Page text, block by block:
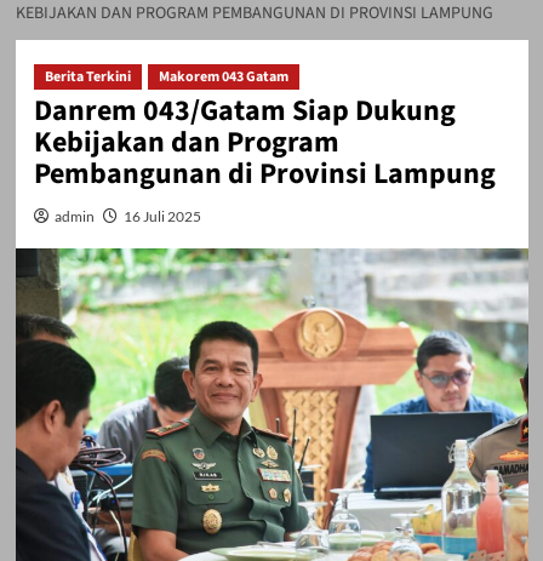
KEBIJAKAN DAN PROGRAM PEMBANGUNAN DI PROVINSI LAMPUNG
Berita Terkini Makorem 043 Gatam
Danrem 043/Gatam Siap Dukung
Kebijakan dan Program
Pembangunan di Provinsi Lampung
admin 16 Juli 2025